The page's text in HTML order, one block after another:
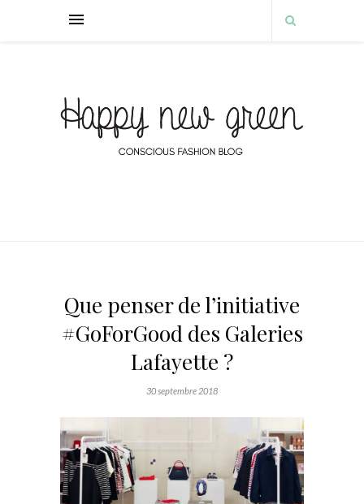
Que penser de l’initiative
#GoForGood des Galeries
Lafayette ?
30 septembre 2018